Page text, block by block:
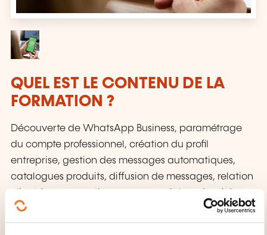
QUEL EST LE CONTENU DE LA
FORMATION ?
Découverte de WhatsApp Business, paramétrage
du compte professionnel, création du profil
entreprise, gestion des messages automatiques,
catalogues produits, diffusion de messages, relation
conformité et optimisation de la communication.